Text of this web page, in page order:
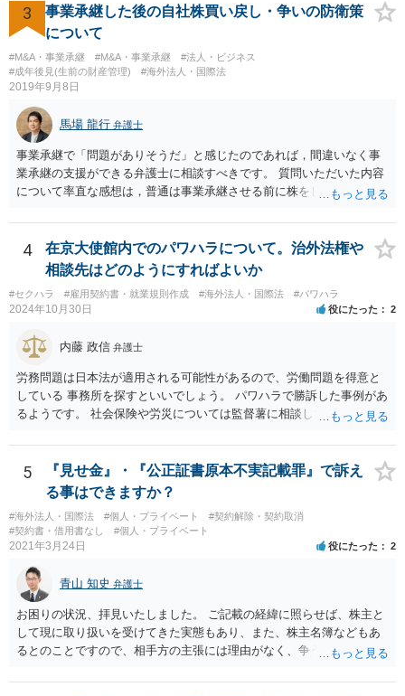
性が返金義務を負う場合であっても、貴社が返金義務を負う法的根拠
は見当たりません。 また、国際結婚の仲介契約に関する裁判例では、
会員の個人的な理由による破談で追加的に発生した費用は会員自身が
負担すべきであり、仲介業者に責任がない限り、成婚料の支払いを拒
絶することはできないと判断されています。この裁判例は、仲介業者
を示唆しており、本件でも同様に、指輪の返還が貴社の責任範囲外の
問題であると主張する上で参考になります。 2. 今後の対応について
相手方代理人に対し、内容証明郵便などで書面にて貴社の見解を明確
に伝えることが重要です。その書面には、以下の内容を盛り込むこと
が考えられます。 成婚料について: 円満な解決を優先する観点から、
には上記の裁判例のように、貴社に返金義務は無いと判断される可能
性が高いと思われます。）。 指輪代金について: 前述の通り、男性会
員と女性会員との間の個人間の贈与であり、貴社に法的な返金義務は
ないことを、法的根拠と共に冷静に主張する。 「刑事訴訟」との主張
に対して: 本件は、契約の履行や返金を巡る民事上の紛争であり、貴社
に当初から金銭を騙し取る意図（詐欺罪の構成要件である欺罔行為）
があったとは考えにくく、刑事事件として立件される可能性は極めて
低いと思われます。 3. 警察からの連絡について 警察は「民事不介
入」を原則としており、契約トラブルなどの個人間の紛争に介入する
ことはありません。しかし、事件性があるかどうかを判断するため
に、関係者から事情を聴くことがあります。その場合には誠実な事実
説明を行ってください。
3
事業承継した後の自社株買い戻し・争いの防衛策
について
#M&A・事業承継 #M&A・事業承継
#法人・ビジネス
#成年後見(生前の財産管理)
#海外法人・国際法
2019年9月8日
馬場 龍行 弁護士
事業承継で「問題がありそうだ」と感じたのであれば，間違いなく事
業承継の支援ができる弁護士に相談すべきです。 質問いただいた内容
について率直な感想は，普通は事業承継させる前に株をしっかり集め
というのは無責任というほかないでしょう。 事業承継については，相
続税や贈与税を猶予する特別法な，遺留分について株式価格を遺留分
算定基礎額から控除したり価額を相続時でなく承継時に固定したりす
ることのできる特別法が定められています。 買い取る以外の方法につ
いても，株式保有割合や状況によるので，具体的に弁護士に相談され
ることをお勧めします。
4
在京大使館内でのパワハラについて。治外法権や
相談先はどのようにすればよいか
#セクハラ #雇用契約書・就業規則作成 #海外法人・国際法 #パワハラ
2024年10月30日 役にたった 2
内藤 政信 弁護士
労務問題は日本法が適用される可能性があるので、労働問題を得意と
している 事務所を探すといいでしょう。 パワハラで勝訴した事例があ
るようです。 社会保険や労災については監督薯に相談してみるといい
5
『見せ金』・『公正証書原本不実記載罪』で訴え
る事はできますか？
#海外法人・国際法 #個人・プライベート
#契約解除・契約取消
#契約書・借用書なし
#個人・プライベート
2021年3月24日 役にたった 2
青山 知史 弁護士
お困りの状況、拝見いたしました。 ご記載の経緯に照らせば、株主と
して現に取り扱いを受けてきた実態もあり、また、株主名簿などもあ
るとのことですので、相手方の主張には理由がなく、争う余地はある
主手の地位確認請求を訴訟などで実施し、正式に権利関係を明らかに